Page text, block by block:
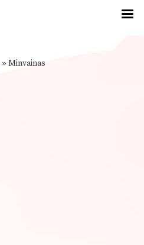
» Minvainas